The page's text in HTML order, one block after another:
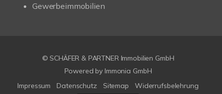
Gewerbeimmobilien
© SCHÄFER & PARTNER Immobilien GmbH
Powered by Immonia GmbH
Impressum
Datenschutz Sitemap Widerrufsbelehrung